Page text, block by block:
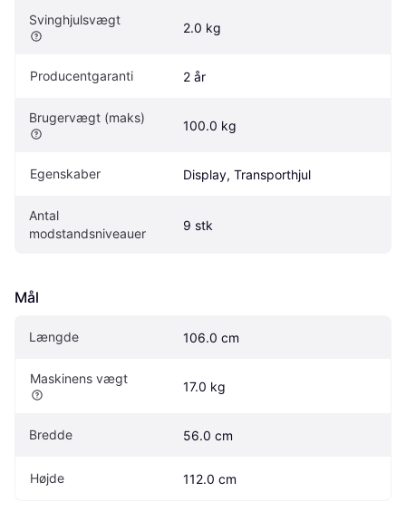
Svinghjulsvægt
2.0 kg
Producentgaranti 2 år
Brugervægt (maks)
100.0 kg
Egenskaber Display, Transporthjul
Antal
modstandsniveauer
9 stk
Mål
Længde 106.0 cm
Maskinens vægt
17.0 kg
Bredde 56.0 cm
Højde 112.0 cm